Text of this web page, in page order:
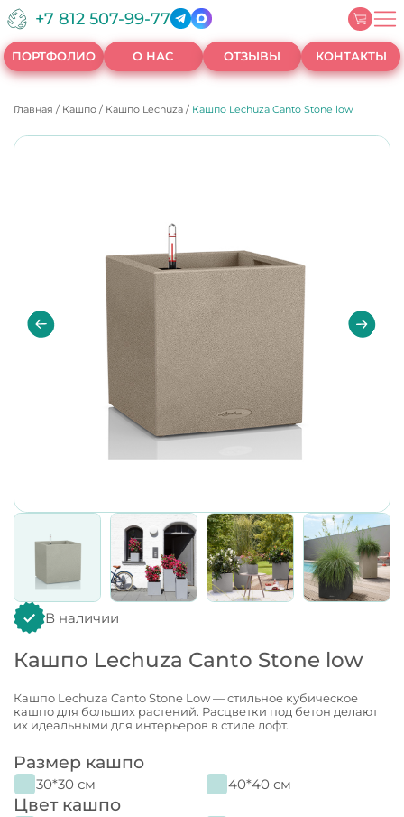
+7 812 507-99-77
ПОРТФОЛИО О НАС ОТЗЫВЫ КОНТАКТЫ
Главная / Кашпо / Кашпо Lechuza / Кашпо Lechuza Canto Stone low
В наличии
Кашпо Lechuza Canto Stone low
Кашпо Lechuza Canto Stone Low — стильное кубическое
кашпо для больших растений. Расцветки под бетон делают
их идеальными для интерьеров в стиле лофт.
Размер кашпо
30*30 см 40*40 см
Цвет кашпо